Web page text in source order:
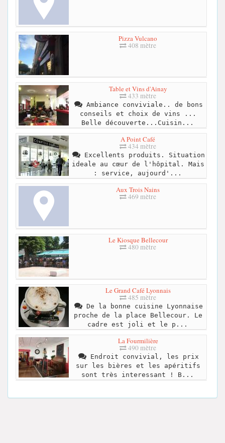
Pizza Vulcano
408 mètre
Table et Vins d'Ainay
433 mètre
Ambiance conviviale.. de bons
conseils et choix de vins ...
Belle découverte...Cuisin...
A Point Café
434 mètre
Excellents produits. Situation
ideale au cœur de l'hôpital. Mais
: service, aujourd'...
Aux Trois Nains
469 mètre
Le Kiosque Bellecour
480 mètre
Le Grand Café Lyonnais
485 mètre
De la bonne cuisine Lyonnaise
proche de la place Bellecour. Le
cadre est joli et le p...
La Fourmilière
490 mètre
Endroit convivial, les prix
sur les bières et les apéritifs
sont très interessant ! B...